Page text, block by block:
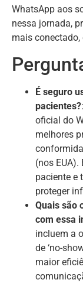
WhatsApp aos
nessa jornada,
mais conectado,
É seguro
pacientes?
oficial do
melhores
(nos
paciente e
proteger
Quais são
com essa
incluem a
de ‘no-
maior